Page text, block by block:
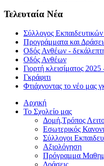
Τελευταία Νέα
Σύλλογος
Προγράμματα και
Οδός Ανθέων -
Οδός Ανθέων
Γιορτή κλεισίματος
Γκράφιτι
Φτιάχνοντας το νέο μας
Αρχική
Το Σχολείο μας
Δομή,Τρόπος
Εσωτερικός
Σύλλογοι
Αξιολόγηση
Πρόγραμμα
Δράσεις